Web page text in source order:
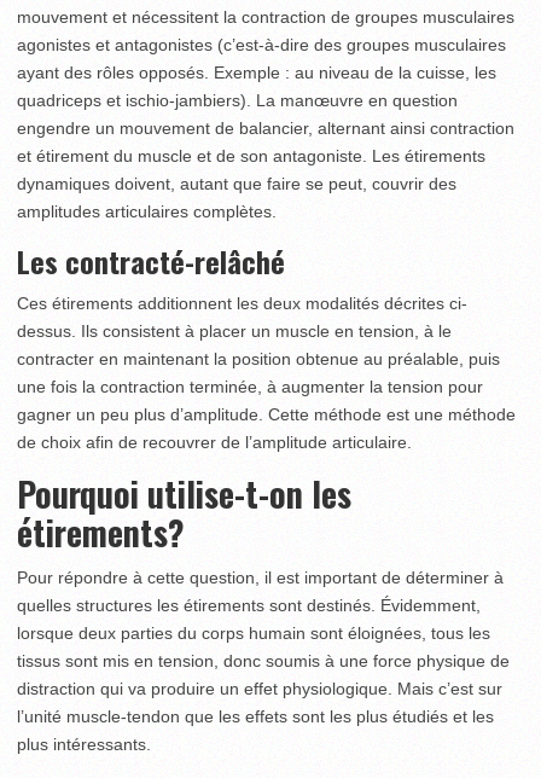
mouvement et nécessitent la contraction de groupes musculaires
agonistes et antagonistes (c’est-à-dire des groupes musculaires
ayant des rôles opposés. Exemple : au niveau de la cuisse, les
quadriceps et ischio-jambiers). La manœuvre en question
engendre un mouvement de balancier, alternant ainsi contraction
et étirement du muscle et de son antagoniste. Les étirements
dynamiques doivent, autant que faire se peut, couvrir des
amplitudes articulaires complètes.
Les contracté-relâché
Ces étirements additionnent les deux modalités décrites ci-
dessus. Ils consistent à placer un muscle en tension, à le
contracter en maintenant la position obtenue au préalable, puis
une fois la contraction terminée, à augmenter la tension pour
gagner un peu plus d’amplitude. Cette méthode est une méthode
de choix afin de recouvrer de l’amplitude articulaire.
Pourquoi utilise-t-on les
étirements?
Pour répondre à cette question, il est important de déterminer à
quelles structures les étirements sont destinés. Évidemment,
lorsque deux parties du corps humain sont éloignées, tous les
tissus sont mis en tension, donc soumis à une force physique de
distraction qui va produire un effet physiologique. Mais c’est sur
l’unité muscle-tendon que les effets sont les plus étudiés et les
plus intéressants.